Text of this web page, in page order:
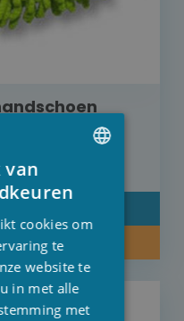
ENGLISH
van
cookies om
te
website te
in met alle
met